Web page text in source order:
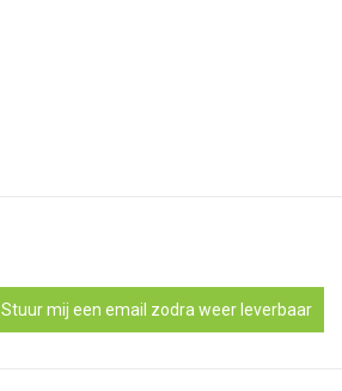
Stuur mij een email zodra weer leverbaar